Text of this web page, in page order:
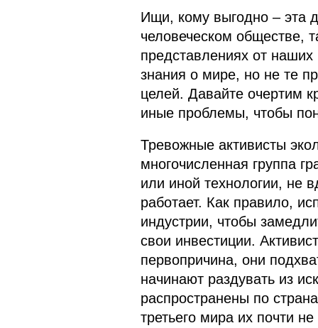
Ищи, кому выгодно – эта
человеческом обществе,
представлениях от
знания о мире, но не те
целей. Давайте очертим
иные проблемы, чтобы
Тревожные активисты
многочисленная группа
или иной технологии, не
работает. Как правило,
индустрии, чтобы
свои инвестиции.
первопричина, они
начинают раздувать из
распространены по
третьего мира их почти